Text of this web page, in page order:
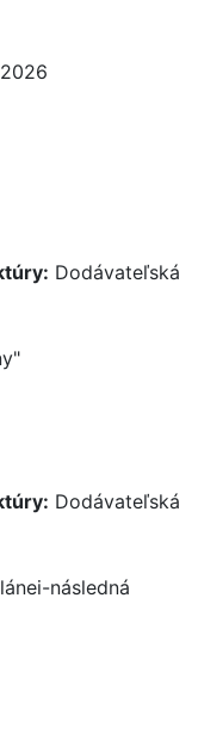
Dodávateľská
Dodávateľská
následná